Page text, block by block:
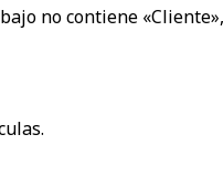
no contiene